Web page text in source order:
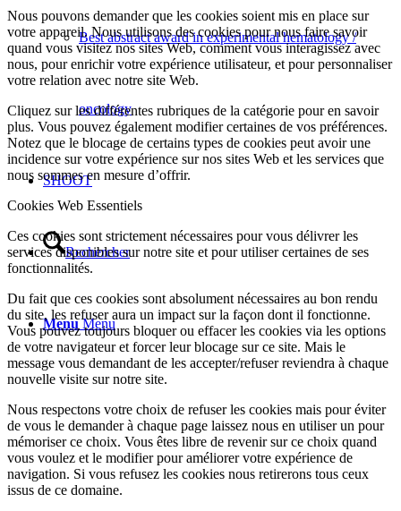
Best abstract award in experimental hematology /
oncology
SHOOT
Rechercher
Menu Menu
Nous pouvons demander que les cookies soient mis en place sur
votre appareil. Nous utilisons des cookies pour nous faire savoir
quand vous visitez nos sites Web, comment vous interagissez avec
nous, pour enrichir votre expérience utilisateur, et pour personnaliser
votre relation avec notre site Web.
Cliquez sur les différentes rubriques de la catégorie pour en savoir
plus. Vous pouvez également modifier certaines de vos préférences.
Notez que le blocage de certains types de cookies peut avoir une
incidence sur votre expérience sur nos sites Web et les services que
nous sommes en mesure d’offrir.
Cookies Web Essentiels
Ces cookies sont strictement nécessaires pour vous délivrer les
services disponibles sur notre site et pour utiliser certaines de ses
fonctionnalités.
Du fait que ces cookies sont absolument nécessaires au bon rendu
du site, les refuser aura un impact sur la façon dont il fonctionne.
Vous pouvez toujours bloquer ou effacer les cookies via les options
de votre navigateur et forcer leur blocage sur ce site. Mais le
message vous demandant de les accepter/refuser reviendra à chaque
nouvelle visite sur notre site.
Nous respectons votre choix de refuser les cookies mais pour éviter
de vous le demander à chaque page laissez nous en utiliser un pour
mémoriser ce choix. Vous êtes libre de revenir sur ce choix quand
vous voulez et le modifier pour améliorer votre expérience de
navigation. Si vous refusez les cookies nous retirerons tous ceux
issus de ce domaine.